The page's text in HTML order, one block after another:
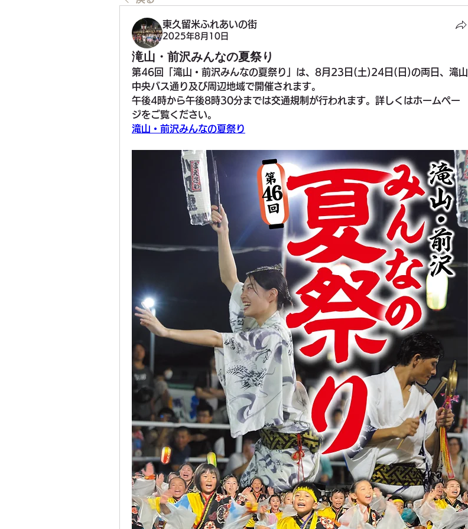
東久留米ふれあいの街
2025年8月10日
滝山・前沢みんなの夏祭り
第46回「滝山・前沢みんなの夏祭り」は、8月23日(土)24日(日)の両日、滝山
中央バス通り及び周辺地域で開催されます。
午後4時から午後8時30分までは交通規制が行われます。詳しくはホームペー
ジをご覧ください。
滝山・前沢みんなの夏祭り